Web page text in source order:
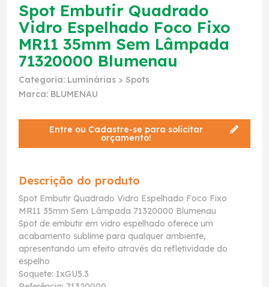
Spot Embutir Quadrado
Vidro Espelhado Foco Fixo
MR11 35mm Sem Lâmpada
71320000 Blumenau
Categoria: Luminárias > Spots
Marca: BLUMENAU
Entre ou Cadastre-se para solicitar
orçamento!
Descrição do produto
Spot Embutir Quadrado Vidro Espelhado Foco Fixo
MR11 35mm Sem Lâmpada 71320000 Blumenau
Spot de embutir em vidro espelhado oferece um
acabamento sublime para qualquer ambiente,
apresentando um efeito através da refletividade do
espelho
Soquete: 1xGU5.3